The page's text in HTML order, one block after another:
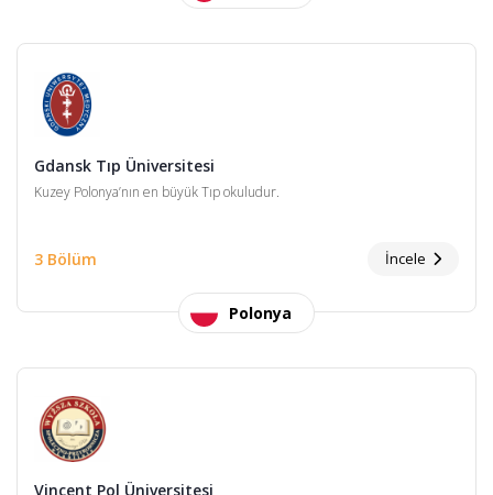
Gdansk Tıp Üniversitesi
Kuzey Polonya’nın en büyük Tıp okuludur.
3 Bölüm İncele
Polonya
Vincent Pol Üniversitesi